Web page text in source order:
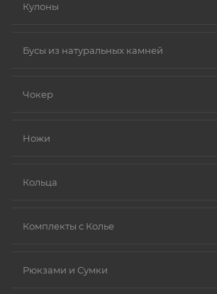
Кулоны
Бусы из натуральных камней
Чокер
Ножи
Кольца
Комплекты с Колье
Рюкзами и Сумки